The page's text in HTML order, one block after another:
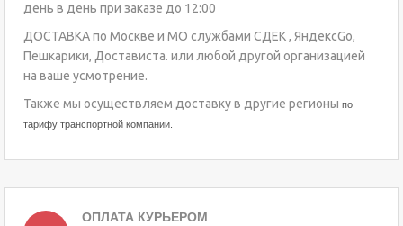
день в день при заказе до 12:00
ДОСТАВКА по Москве и МО службами СДЕК , ЯндексGo,
Пешкарики, Достависта. или любой другой организацией
на ваше усмотрение.
Также мы осуществляем доставку в другие регионы по
тарифу транспортной компании.
ОПЛАТА КУРЬЕРОМ